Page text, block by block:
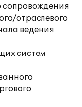
сопровождения
отраслевого
ведения
систем